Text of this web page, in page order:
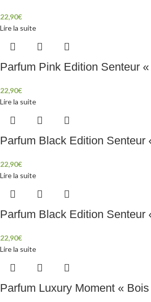
22,90€
Lire la suite
Parfum Pink Edition Senteur
22,90€
Lire la suite
Parfum Black Edition Senteur
22,90€
Lire la suite
Parfum Black Edition Senteur
22,90€
Lire la suite
Parfum Luxury Moment «